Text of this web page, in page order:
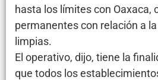
hasta los límites con Oaxaca,
permanentes con relación a
limpias.
El operativo, dijo, tiene la
que todos los